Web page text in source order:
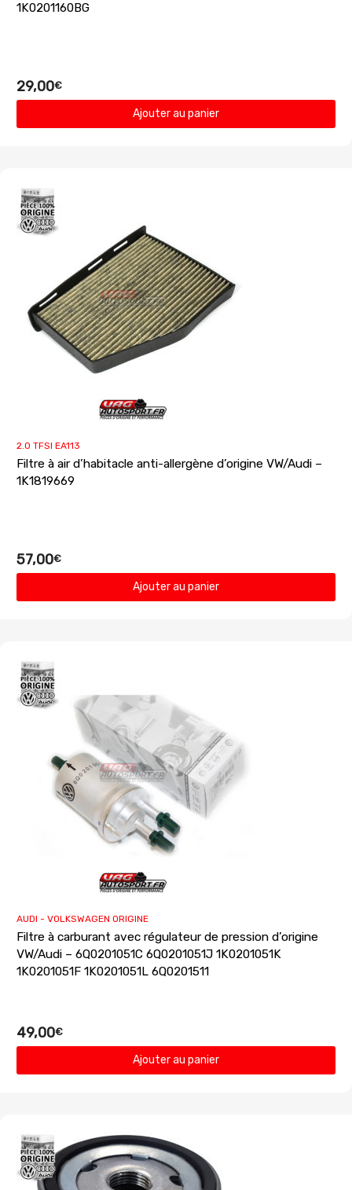
1K0201160BG
29,00€
Ajouter au panier
2.0 TFSI EA113
Filtre à air d’habitacle anti-allergène d’origine VW/Audi –
1K1819669
57,00€
Ajouter au panier
AUDI - VOLKSWAGEN ORIGINE
Filtre à carburant avec régulateur de pression d’origine
VW/Audi – 6Q0201051C 6Q0201051J 1K0201051K
1K0201051F 1K0201051L 6Q0201511
49,00€
Ajouter au panier